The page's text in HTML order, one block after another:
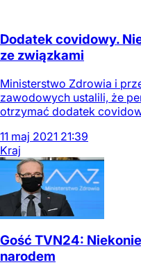
Dodatek covidowy.
ze związkami
Ministerstwo Zdrowia i
zawodowych ustalili, że
otrzymać dodatek
11 maj 2021 21:39
Kraj
Gość TVN24:
narodem